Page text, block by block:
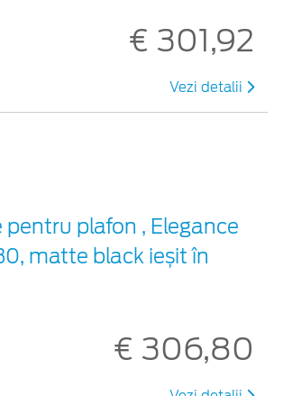
€ 301,92
Vezi detalii
pentru plafon , Elegance
matte black ieșit în
€ 306,80